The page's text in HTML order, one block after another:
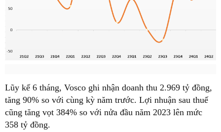
Lũy kế 6 tháng, Vosco ghi nhận doanh thu 2.969 tỷ đồng,
tăng 90% so với cùng kỳ năm trước. Lợi nhuận sau thuế
cũng tăng vọt 384% so với nửa đầu năm 2023 lên mức
358 tỷ đồng.